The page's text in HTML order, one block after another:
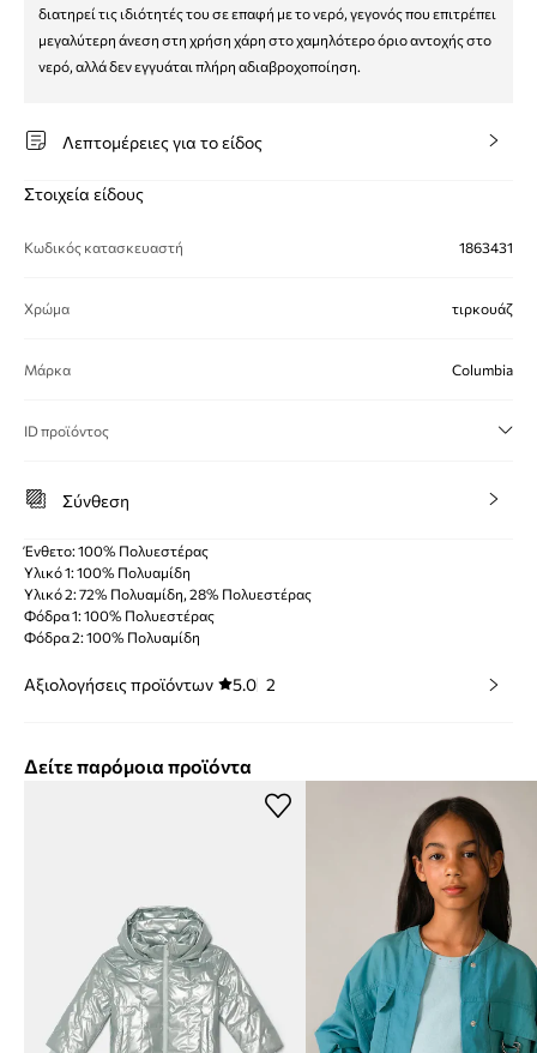
διατηρεί τις ιδιότητές του σε επαφή με το νερό, γεγονός που επιτρέπει
μεγαλύτερη άνεση στη χρήση χάρη στο χαμηλότερο όριο αντοχής στο
νερό, αλλά δεν εγγυάται πλήρη αδιαβροχοποίηση.
Λεπτομέρειες για το είδος
Στοιχεία είδους
Κωδικός κατασκευαστή 1863431
Χρώμα τιρκουάζ
Μάρκα Columbia
ID προϊόντος
Σύνθεση
Ένθετο: 100% Πολυεστέρας
Υλικό 1: 100% Πολυαμίδη
Υλικό 2: 72% Πολυαμίδη, 28% Πολυεστέρας
Φόδρα 1: 100% Πολυεστέρας
Φόδρα 2: 100% Πολυαμίδη
Αξιολογήσεις προϊόντων 5.0 2
Δείτε παρόμοια προϊόντα